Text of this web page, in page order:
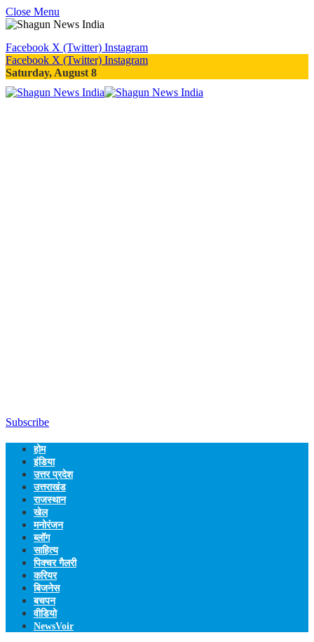
Close Menu
Facebook X (Twitter) Instagram
Facebook X (Twitter) Instagram
Saturday, August 8
Subscribe
होम
इंडिया
उत्तर प्रदेश
उत्तराखंड
राजस्थान
खेल
मनोरंजन
ब्लॉग
साहित्य
पिक्चर गैलरी
करियर
बिजनेस
बचपन
वीडियो
NewsVoir